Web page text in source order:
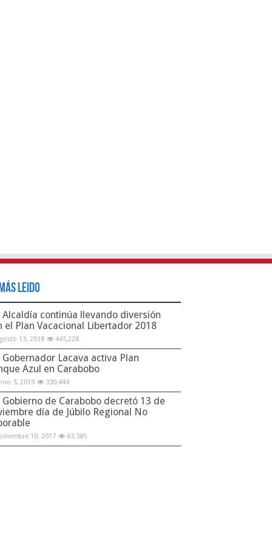
Leido
Alcaldía continúa llevando diversión
el Plan Vacacional Libertador 2018
13, 2018 445,228
Gobernador Lacava activa Plan
Azul en Carabobo
3, 2019 330,444
Gobierno de Carabobo decretó 13 de
día de Júbilo Regional No
10, 2017 63,385